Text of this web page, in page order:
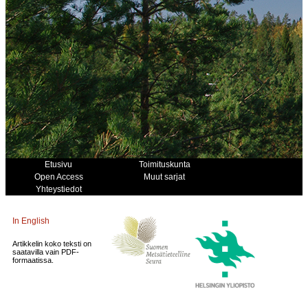
Etusivu
Toimituskunta
Open Access
Muut sarjat
Yhteystiedot
In English
Artikkelin koko teksti on
saatavilla vain PDF-
formaatissa.